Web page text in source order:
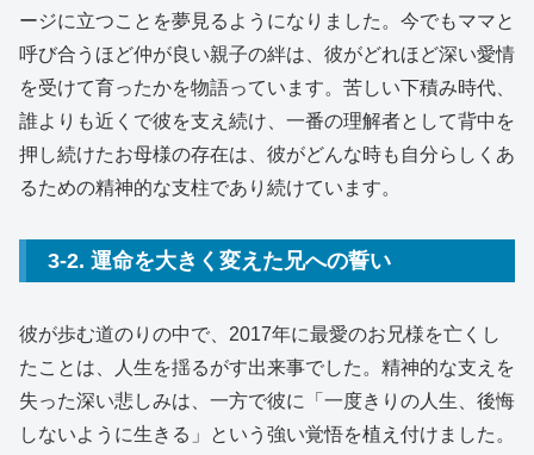
ージに立つことを夢見るようになりました。今でもママと
呼び合うほど仲が良い親子の絆は、彼がどれほど深い愛情
を受けて育ったかを物語っています。苦しい下積み時代、
誰よりも近くで彼を支え続け、一番の理解者として背中を
押し続けたお母様の存在は、彼がどんな時も自分らしくあ
るための精神的な支柱であり続けています。
3-2. 運命を大きく変えた兄への誓い
彼が歩む道のりの中で、2017年に最愛のお兄様を亡くし
たことは、人生を揺るがす出来事でした。精神的な支えを
失った深い悲しみは、一方で彼に「一度きりの人生、後悔
しないように生きる」という強い覚悟を植え付けました。